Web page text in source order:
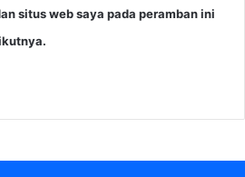
situs web saya pada peramban ini